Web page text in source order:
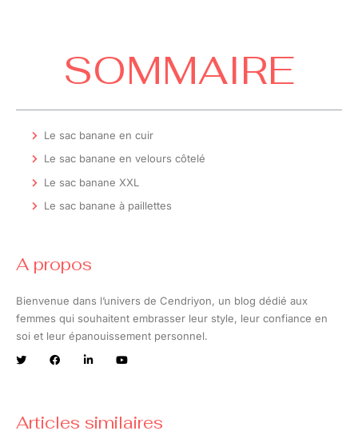
SOMMAIRE
Le sac banane en cuir
Le sac banane en velours côtelé
Le sac banane XXL
Le sac banane à paillettes
A propos
Bienvenue dans l’univers de Cendriyon, un blog dédié aux
femmes qui souhaitent embrasser leur style, leur confiance en
soi et leur épanouissement personnel.
Articles similaires